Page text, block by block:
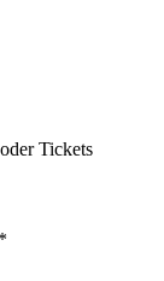
Tickets